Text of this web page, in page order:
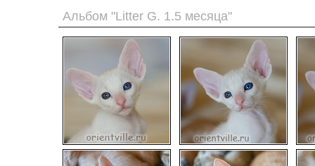
Альбом "Litter G. 1.5 месяца"